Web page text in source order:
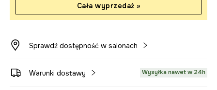
Cała wyprzedaż »
Sprawdź dostępność w salonach
Warunki dostawy Wysyłka nawet w 24h